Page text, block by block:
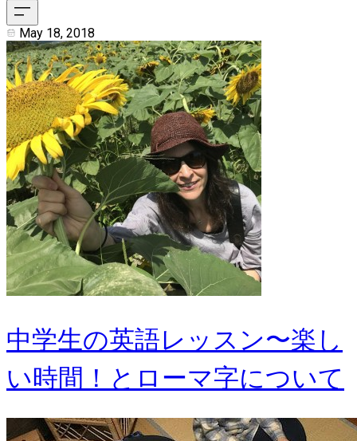
May 18, 2018
中学生の英語レッスン〜楽し
い時間！とローマ字について